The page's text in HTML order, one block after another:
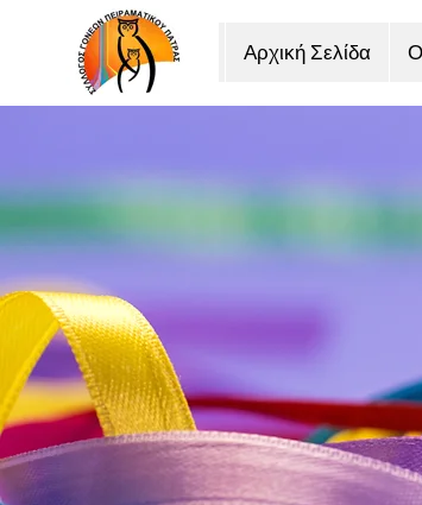
Αρχική Σελίδα